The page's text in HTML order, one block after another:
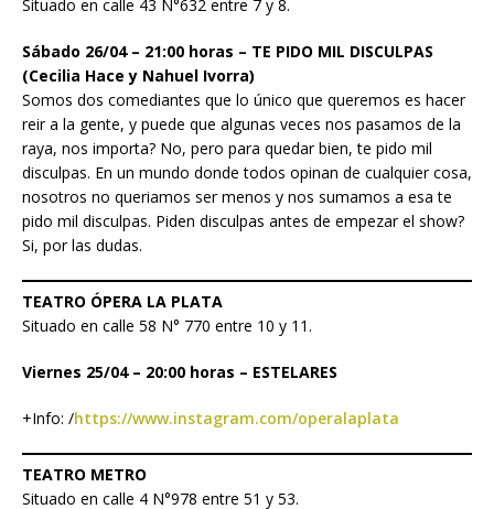
Situado en calle 43 N°632 entre 7 y 8.
Sábado 26/04 – 21:00 horas – TE PIDO MIL DISCULPAS
(Cecilia Hace y Nahuel Ivorra)
Somos dos comediantes que lo único que queremos es hacer
reir a la gente, y puede que algunas veces nos pasamos de la
raya, nos importa? No, pero para quedar bien, te pido mil
disculpas. En un mundo donde todos opinan de cualquier cosa,
nosotros no queriamos ser menos y nos sumamos a esa te
pido mil disculpas. Piden disculpas antes de empezar el show?
Si, por las dudas.
TEATRO ÓPERA LA PLATA
Situado en calle 58 N° 770 entre 10 y 11.
Viernes 25/04 – 20:00 horas – ESTELARES
+Info: /https://www.instagram.com/operalaplata
TEATRO METRO
Situado en calle 4 N°978 entre 51 y 53.